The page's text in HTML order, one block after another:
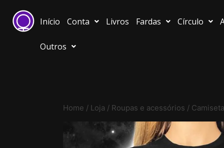
Início Conta Livros Fardas Círculo
Outros
Home / Loja / Roupas e acessórios /